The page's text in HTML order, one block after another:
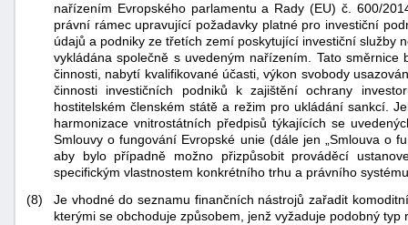
nařízením Evropského parlamentu a Rady (EU) č. 600/
právní rámec upravující požadavky platné pro investiční
údajů a podniky ze třetích zemí poskytující investiční služby
vykládána společně s uvedeným nařízením. Tato
činnosti, nabytí kvalifikované účasti, výkon svobody
činnosti investičních podniků k zajištění ochrany
hostitelském členském státě a režim pro ukládání sankcí.
harmonizace vnitrostátních předpisů týkajících se
Smlouvy o fungování Evropské unie (dále jen „Smlouva o
aby bylo případně možno přizpůsobit prováděcí
specifickým vlastnostem konkrétního trhu a právního
(8)
Je vhodné do seznamu finančních nástrojů zařadit
kterými se obchoduje způsobem, jenž vyžaduje podobný
-
náhrady